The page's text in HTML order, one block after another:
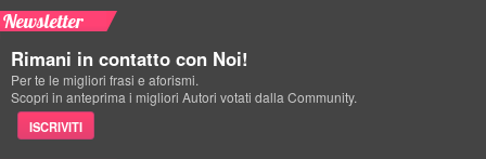
Newsletter
Rimani in contatto con Noi!
Per te le migliori frasi e aforismi.
Scopri in anteprima i migliori Autori votati dalla Community.
ISCRIVITI